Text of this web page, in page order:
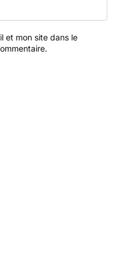
et mon site dans le